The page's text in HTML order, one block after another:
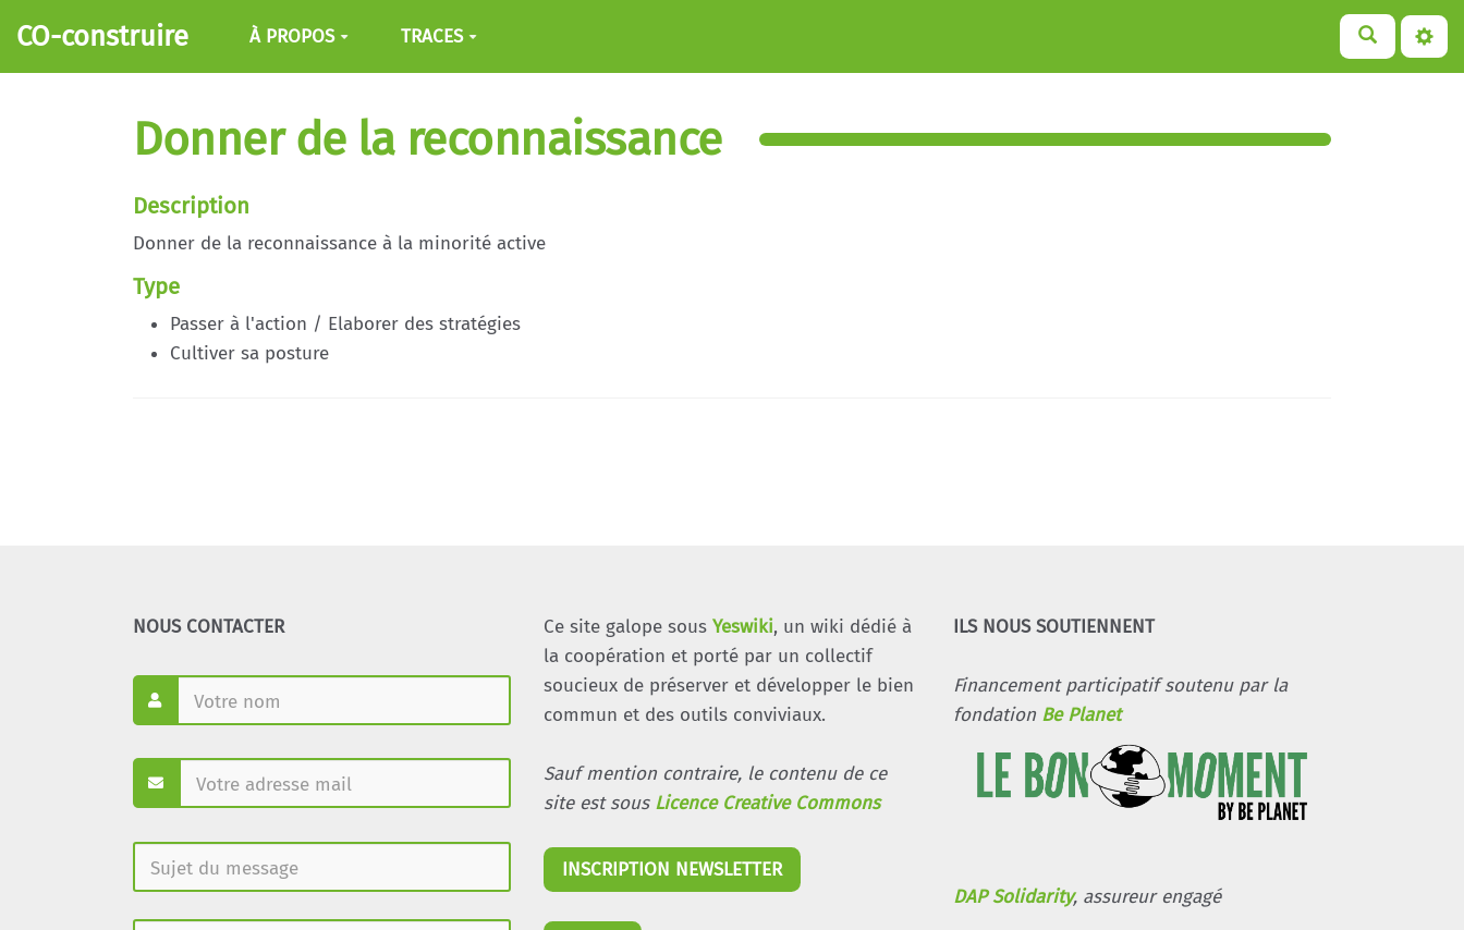
Aller au contenu principal
CO-construire À PROPOS TRACES
Donner de la reconnaissance
Description
Donner de la reconnaissance à la minorité active
Type
Passer à l'action / Elaborer des stratégies
Cultiver sa posture
NOUS CONTACTER Ce site galope sous Yeswiki, un wiki dédié à
la coopération et porté par un collectif
soucieux de préserver et développer le bien
commun et des outils conviviaux.
Sauf mention contraire, le contenu de ce
site est sous Licence Creative Commons
INSCRIPTION NEWSLETTER
ILS NOUS SOUTIENNENT
Financement participatif soutenu par la
fondation Be Planet
DAP Solidarity, assureur engagé